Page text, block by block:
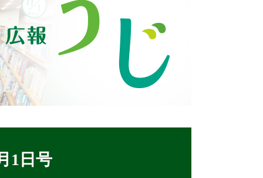
1日号